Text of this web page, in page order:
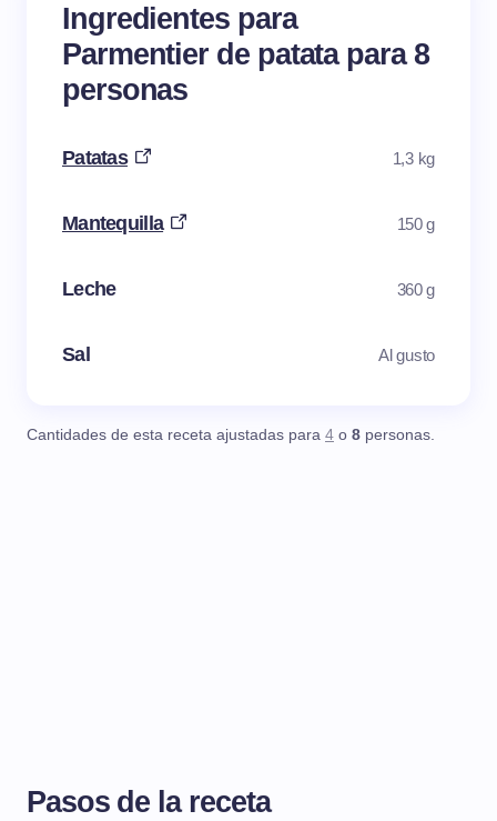
Ingredientes para
Parmentier de patata para 8
personas
Patatas 1,3 kg
Mantequilla 150 g
Leche 360 g
Sal Al gusto
Cantidades de esta receta ajustadas para 4 o 8 personas.
Pasos de la receta